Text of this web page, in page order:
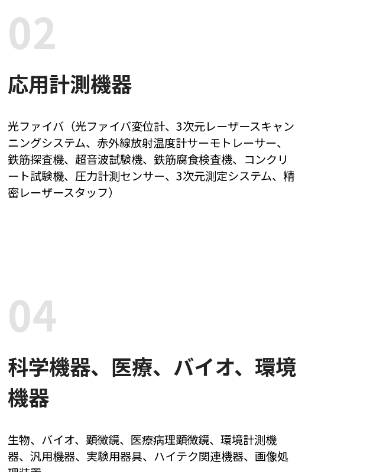
02
応用計測機器
光ファイバ（光ファイバ変位計、3次元レーザースキャン
ニングシステム、赤外線放射温度計サーモトレーサー、
鉄筋探査機、超音波試験機、鉄筋腐食検査機、コンクリ
ート試験機、圧力計測センサー、3次元測定システム、精
密レーザースタッフ）
04
科学機器、医療、バイオ、環境
機器
生物、バイオ、顕微鏡、医療病理顕微鏡、環境計測機
器、汎用機器、実験用器具、ハイテク関連機器、画像処